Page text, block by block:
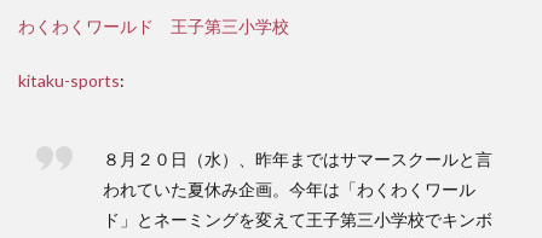
わくわくワールド 王子第三小学校
kitaku-sports:
８月２０日（水）、昨年まではサマースクールと言
われていた夏休み企画。今年は「わくわくワール
ド」とネーミングを変えて王子第三小学校でキンボ
健康ハイキング委員会からのご案内
活動報告
検索